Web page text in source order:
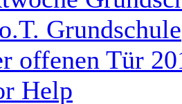
Grundschule
offenen Tür
Help